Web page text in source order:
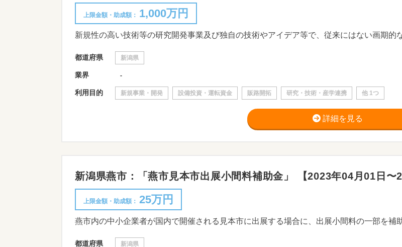
上限金額・助成額： 1,000万円
都道府県 新潟県
業界 -
利用目的 新規事業・開発 設備投資・運転資金 販路開拓 研究・技術・産学連携 他 1つ
詳細を見る
新潟県燕市：「燕市見本市出展小間料補助金」 【2023年04月01日〜
上限金額・助成額： 25万円
燕市内の中小企業者が国内で開催される見本市に出展する場合に、出展小間料の一部を補
都道府県 新潟県